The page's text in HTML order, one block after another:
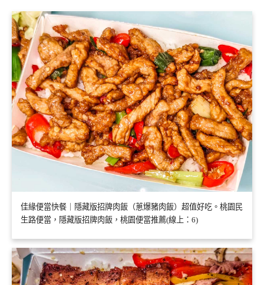
佳緣便當快餐｜隱藏版招牌肉飯（蔥爆豬肉飯）超值好吃。桃園民
生路便當，隱藏版招牌肉飯，桃園便當推薦(線上：6)